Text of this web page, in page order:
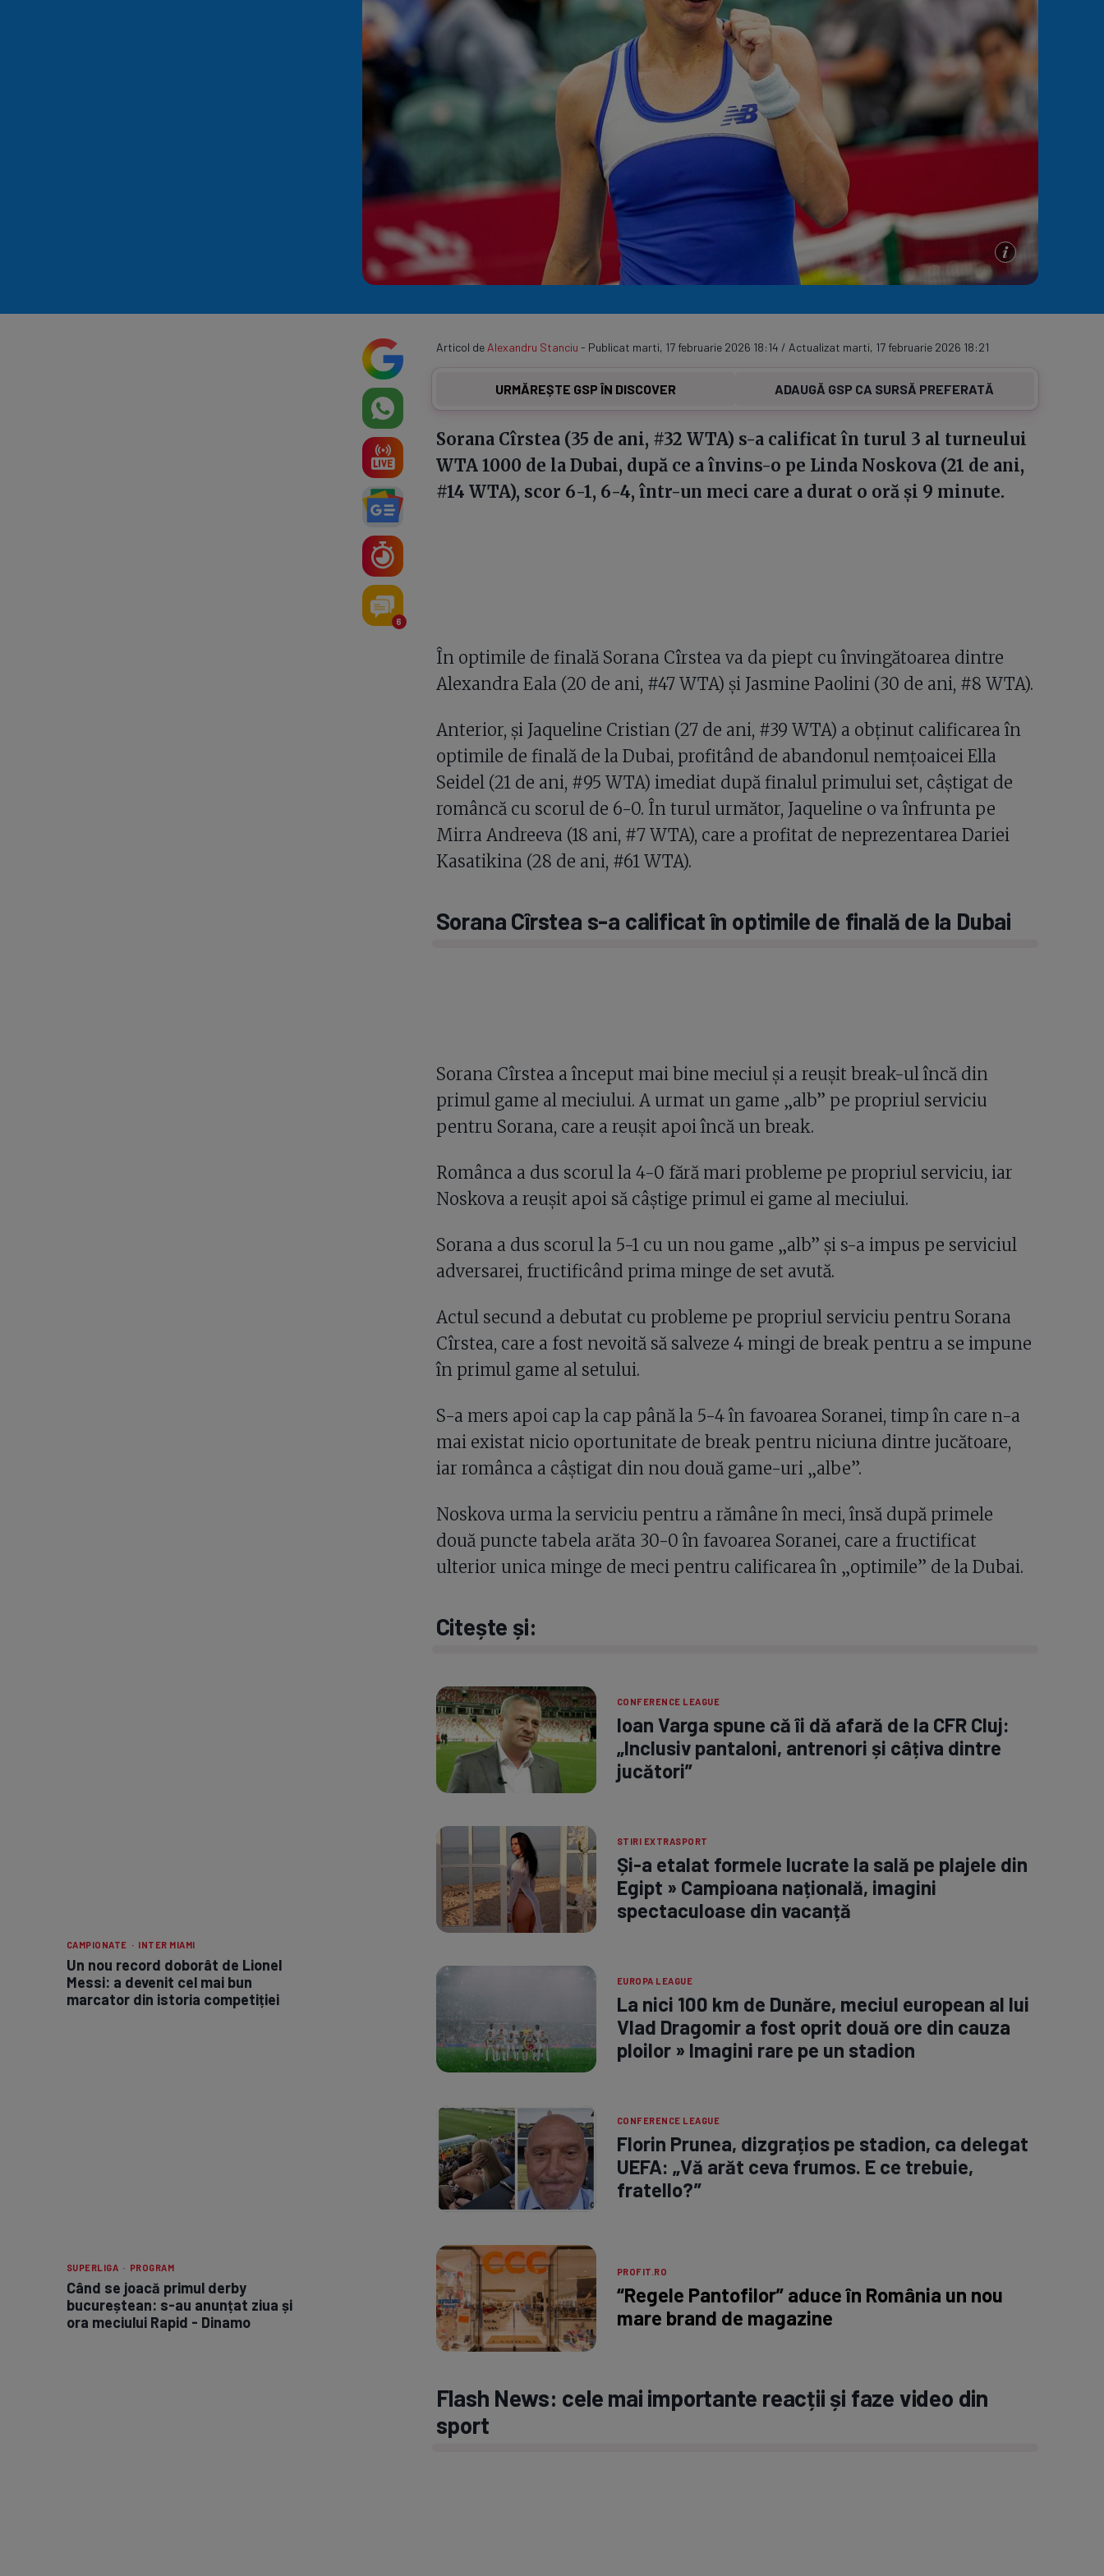
Serie A
Echipe Meciuri Clasament
Program TV
CAMPIONATE · INTER MIAMI
Un nou record doborât de Lionel
Messi: a devenit cel mai bun
marcator din istoria competiției
SUPERLIGA · PROGRAM
Când se joacă primul derby
bucureștean: s-au anunțat ziua și
ora meciului Rapid - Dinamo
6
Articol de Alexandru Stanciu - Publicat marti, 17 februarie 2026 18:14 / Actualizat marti, 17 februarie 2026 18:21
URMĂREȘTE GSP ÎN DISCOVER ADAUGĂ GSP CA SURSĂ PREFERATĂ
Sorana Cîrstea (35 de ani, #32 WTA) s-a calificat în turul 3 al turneului
WTA 1000 de la Dubai, după ce a învins-o pe Linda Noskova (21 de ani,
#14 WTA), scor 6-1, 6-4, într-un meci care a durat o oră și 9 minute.
În optimile de finală Sorana Cîrstea va da piept cu învingătoarea dintre
Alexandra Eala (20 de ani, #47 WTA) și Jasmine Paolini (30 de ani, #8 WTA).
Anterior, și Jaqueline Cristian (27 de ani, #39 WTA) a obținut calificarea în
optimile de finală de la Dubai, profitând de abandonul nemțoaicei Ella
Seidel (21 de ani, #95 WTA) imediat după finalul primului set, câștigat de
româncă cu scorul de 6-0. În turul următor, Jaqueline o va înfrunta pe
Mirra Andreeva (18 ani, #7 WTA), care a profitat de neprezentarea Dariei
Kasatikina (28 de ani, #61 WTA).
Sorana Cîrstea s-a calificat în optimile de finală de la Dubai
Sorana Cîrstea a început mai bine meciul și a reușit break-ul încă din
primul game al meciului. A urmat un game „alb” pe propriul serviciu
pentru Sorana, care a reușit apoi încă un break.
Românca a dus scorul la 4-0 fără mari probleme pe propriul serviciu, iar
Noskova a reușit apoi să câștige primul ei game al meciului.
Sorana a dus scorul la 5-1 cu un nou game „alb” și s-a impus pe serviciul
adversarei, fructificând prima minge de set avută.
Actul secund a debutat cu probleme pe propriul serviciu pentru Sorana
Cîrstea, care a fost nevoită să salveze 4 mingi de break pentru a se impune
în primul game al setului.
S-a mers apoi cap la cap până la 5-4 în favoarea Soranei, timp în care n-a
mai existat nicio oportunitate de break pentru niciuna dintre jucătoare,
iar românca a câștigat din nou două game-uri „albe”.
Noskova urma la serviciu pentru a rămâne în meci, însă după primele
două puncte tabela arăta 30-0 în favoarea Soranei, care a fructificat
ulterior unica minge de meci pentru calificarea în „optimile” de la Dubai.
Citește și:
CONFERENCE LEAGUE
Ioan Varga spune că îi dă afară de la CFR Cluj:
„Inclusiv pantaloni, antrenori și câțiva dintre
jucători”
STIRI EXTRASPORT
Și-a etalat formele lucrate la sală pe plajele din
Egipt » Campioana națională, imagini
spectaculoase din vacanță
EUROPA LEAGUE
La nici 100 km de Dunăre, meciul european al lui
Vlad Dragomir a fost oprit două ore din cauza
ploilor » Imagini rare pe un stadion
CONFERENCE LEAGUE
Florin Prunea, dizgrațios pe stadion, ca delegat
UEFA: „Vă arăt ceva frumos. E ce trebuie,
fratello?”
PROFIT.RO
“Regele Pantofilor” aduce în România un nou
mare brand de magazine
Flash News: cele mai importante reacții și faze video din
sport